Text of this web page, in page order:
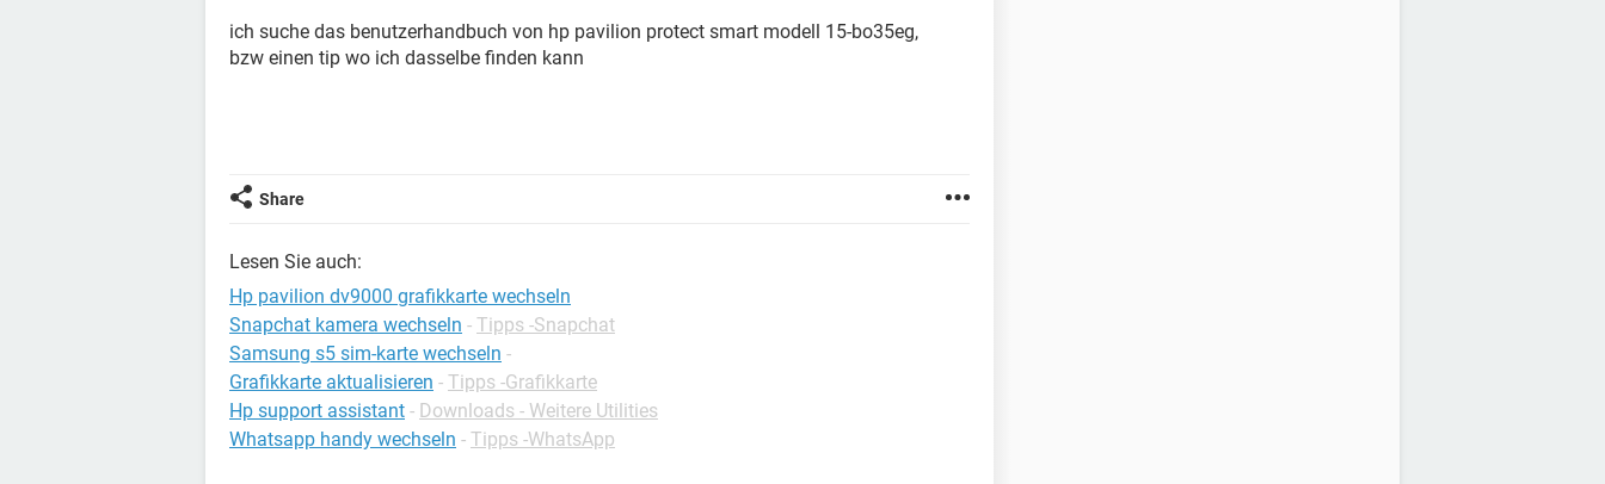
ich suche das benutzerhandbuch von hp pavilion protect smart modell 15-bo35eg,
bzw einen tip wo ich dasselbe finden kann
Share
Lesen Sie auch:
Hp pavilion dv9000 grafikkarte wechseln
Snapchat kamera wechseln - Tipps -Snapchat
Samsung s5 sim-karte wechseln -
Grafikkarte aktualisieren - Tipps -Grafikkarte
Hp support assistant - Downloads - Weitere Utilities
Whatsapp handy wechseln - Tipps -WhatsApp